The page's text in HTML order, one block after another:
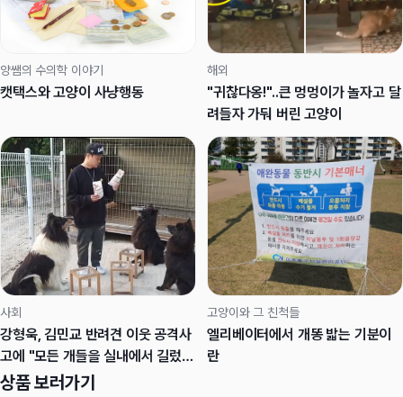
양쌤의 수의학 이야기
캣택스와 고양이 사냥행동
해외
"귀찮다옹!"..큰 멍멍이가 놀자고 달
려들자 가둬 버린 고양이
사회
강형욱, 김민교 반려견 이웃 공격사
고에 "모든 개들을 실내에서 길렀으
면.."
고양이와 그 친척들
엘리베이터에서 개똥 밟는 기분이
란
상품 보러가기